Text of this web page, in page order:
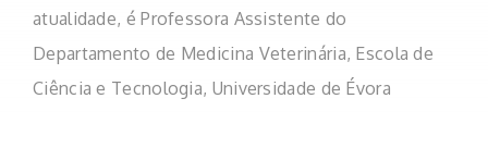
atualidade, é Professora Assistente do
Departamento de Medicina Veterinária, Escola de
Ciência e Tecnologia, Universidade de Évora